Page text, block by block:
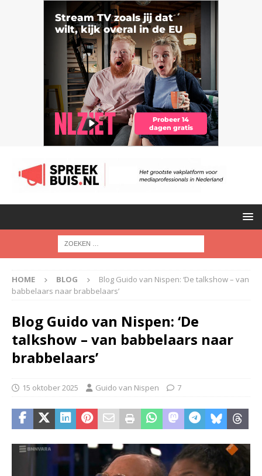
HOME BLOG
Blog Guido van Nispen: ‘De talkshow – van
babbelaars naar brabbelaars’
Blog Guido van Nispen: ‘De
talkshow – van babbelaars naar
brabbelaars’
15 oktober 2025 Guido van Nispen 7